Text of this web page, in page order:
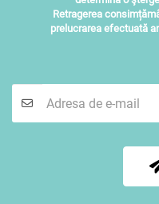
Retragerea
prelucrarea efectuată